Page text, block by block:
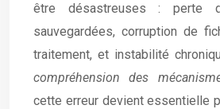
être désastreuses : perte
sauvegardées, corruption de
traitement, et instabilité
compréhension des
cette erreur devient essentielle